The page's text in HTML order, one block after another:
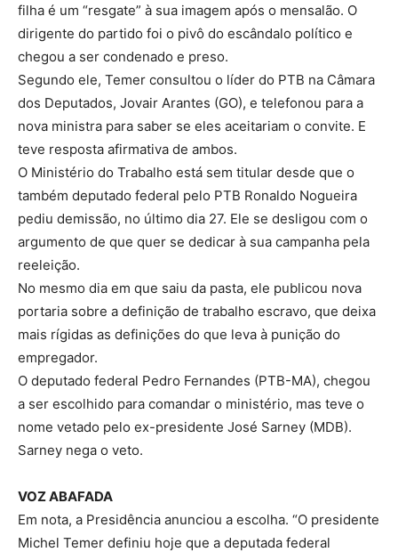
filha é um “resgate” à sua imagem após o mensalão. O
dirigente do partido foi o pivô do escândalo político e
chegou a ser condenado e preso.
Segundo ele, Temer consultou o líder do PTB na Câmara
dos Deputados, Jovair Arantes (GO), e telefonou para a
nova ministra para saber se eles aceitariam o convite. E
teve resposta afirmativa de ambos.
O Ministério do Trabalho está sem titular desde que o
também deputado federal pelo PTB Ronaldo Nogueira
pediu demissão, no último dia 27. Ele se desligou com o
argumento de que quer se dedicar à sua campanha pela
reeleição.
No mesmo dia em que saiu da pasta, ele publicou nova
portaria sobre a definição de trabalho escravo, que deixa
mais rígidas as definições do que leva à punição do
empregador.
O deputado federal Pedro Fernandes (PTB-MA), chegou
a ser escolhido para comandar o ministério, mas teve o
nome vetado pelo ex-presidente José Sarney (MDB).
Sarney nega o veto.
VOZ ABAFADA
Em nota, a Presidência anunciou a escolha. “O presidente
Michel Temer definiu hoje que a deputada federal